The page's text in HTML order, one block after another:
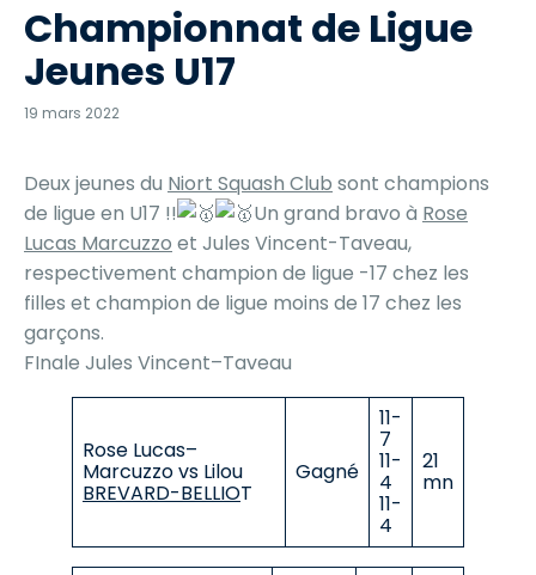
Championnat de Ligue
Jeunes U17
19 mars 2022
Deux jeunes du Niort Squash Club sont champions
de ligue en U17 !!
Un grand bravo à Rose
Lucas Marcuzzo et Jules Vincent-Taveau,
respectivement champion de ligue -17 chez les
filles et champion de ligue moins de 17 chez les
garçons.
FInale Jules Vincent–Taveau
Rose Lucas–
Marcuzzo vs Lilou
BREVARD-BELLIOT
Gagné
11-
7
11-
4
11-
4
21
mn